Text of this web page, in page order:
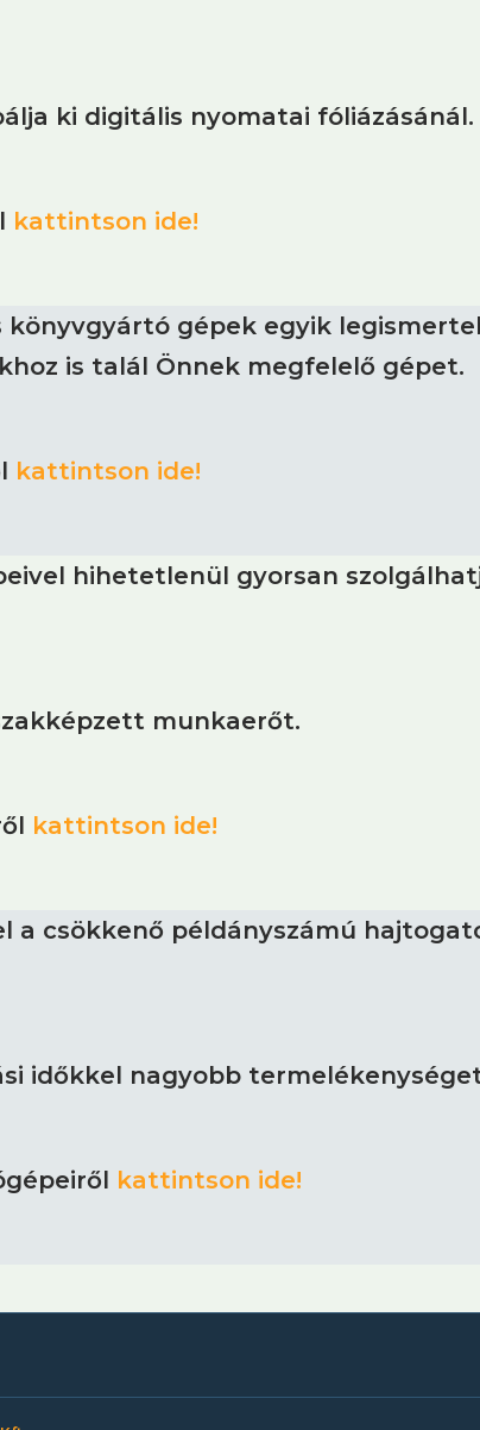
ki digitális nyomatai fóliázásánál.
kattintson ide!
gépek egyik
is talál Önnek megfelelő gépet.
kattintson ide!
hihetetlenül gyorsan
munkaerőt.
kattintson ide!
a csökkenő példányszámú
időkkel nagyobb
kattintson ide!